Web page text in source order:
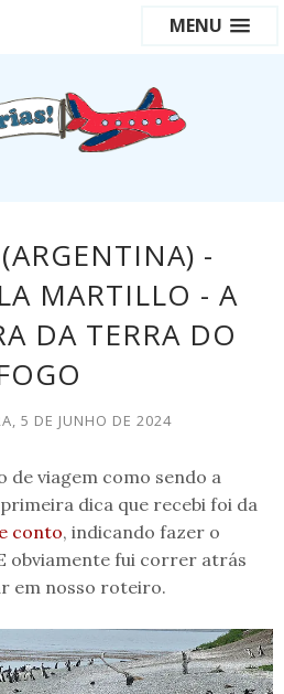
MENU
-
MARTILLO - A
DA TERRA DO
5 DE JUNHO DE 2024
de viagem como sendo a
primeira dica que recebi foi da
conto, indicando fazer o
obviamente fui correr atrás
em nosso roteiro.